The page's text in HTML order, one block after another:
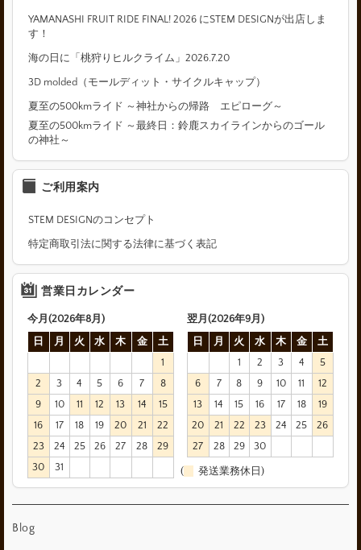
YAMANASHI FRUIT RIDE FINAL! 2026 にSTEM DESIGNが出店しま
す！
海の日に「桃狩りヒルクライム」2026.7.20
3D molded（モールディット・サイクルキャップ）
夏至の500kmライド ～神社からの帰路 エピローグ～
夏至の500kmライド ～最終日：鈴鹿スカイラインからのゴール
の神社～
ご利用案内
STEM DESIGNのコンセプト
特定商取引法に関する法律に基づく表記
営業日カレンダー
今月(2026年8月)
日
月 火 水 木 金
土
1
2
3 4 5 6 7
8
9
10 11 12 13 14
15
16
17 18 19 20 21
22
23
24 25 26 27 28
29
30
31
翌月(2026年9月)
日
月 火 水 木 金
土
1
2 3 4
5
6
7 8 9 10 11
12
13
14 15 16 17 18
19
20
21 22 23 24 25
26
27
28 29 30
( 発送業務休日)
Blog